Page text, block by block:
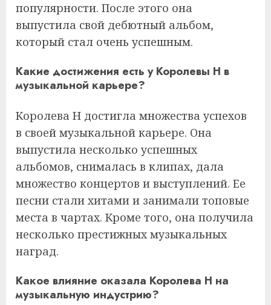
популярности. После этого она
выпустила свой дебютный альбом,
который стал очень успешным.
Какие достижения есть у Королевы Н в
музыкальной карьере?
Королева Н достигла множества успехов
в своей музыкальной карьере. Она
выпустила несколько успешных
альбомов, снималась в клипах, дала
множество концертов и выступлений. Ее
песни стали хитами и занимали топовые
места в чартах. Кроме того, она получила
несколько престижных музыкальных
наград.
Какое влияние оказала Королева Н на
музыкальную индустрию?